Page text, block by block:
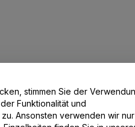
stimmen Sie der
Funktionalität und
nur